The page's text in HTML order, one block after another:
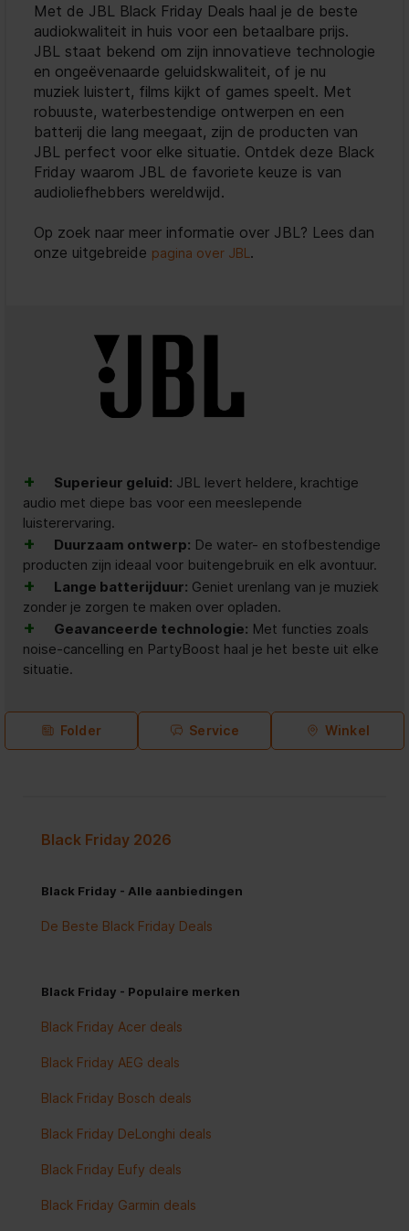
Met de JBL Black Friday Deals haal je de beste
audiokwaliteit in huis voor een betaalbare prijs.
JBL staat bekend om zijn innovatieve technologie
en ongeëvenaarde geluidskwaliteit, of je nu
muziek luistert, films kijkt of games speelt. Met
robuuste, waterbestendige ontwerpen en een
batterij die lang meegaat, zijn de producten van
JBL perfect voor elke situatie. Ontdek deze Black
Friday waarom JBL de favoriete keuze is van
audioliefhebbers wereldwijd.
Op zoek naar meer informatie over JBL? Lees dan
onze uitgebreide pagina over JBL .
+ Superieur geluid: JBL levert heldere, krachtige
audio met diepe bas voor een meeslepende
luisterervaring.
+ Duurzaam ontwerp: De water- en stofbestendige
producten zijn ideaal voor buitengebruik en elk avontuur.
+ Lange batterijduur: Geniet urenlang van je muziek
zonder je zorgen te maken over opladen.
+ Geavanceerde technologie: Met functies zoals
noise-cancelling en PartyBoost haal je het beste uit elke
situatie.
Folder Service Winkel
Black Friday 2026
Black Friday - Alle aanbiedingen
De Beste Black Friday Deals
Black Friday - Populaire merken
Black Friday Acer deals
Black Friday AEG deals
Black Friday Bosch deals
Black Friday DeLonghi deals
Black Friday Eufy deals
Black Friday Garmin deals